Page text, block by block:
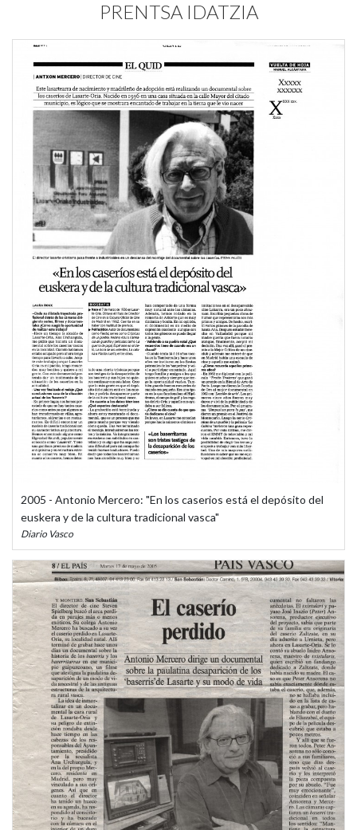
PRENTSA IDATZIA
2005 - Antonio Mercero: "En los caserios está el depósito del
euskera y de la cultura tradicional vasca"
Diario Vasco